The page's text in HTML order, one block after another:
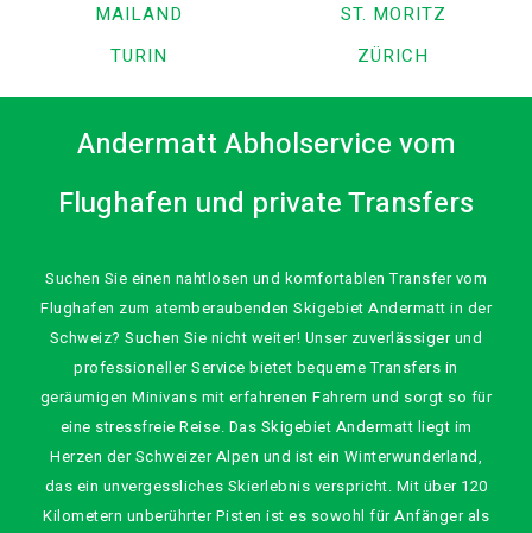
MAILAND
ST. MORITZ
TURIN
ZÜRICH
Andermatt Abholservice vom
Flughafen und private Transfers
Suchen Sie einen nahtlosen und komfortablen Transfer vom
Flughafen zum atemberaubenden Skigebiet Andermatt in der
Schweiz? Suchen Sie nicht weiter! Unser zuverlässiger und
professioneller Service bietet bequeme Transfers in
geräumigen Minivans mit erfahrenen Fahrern und sorgt so für
eine stressfreie Reise. Das Skigebiet Andermatt liegt im
Herzen der Schweizer Alpen und ist ein Winterwunderland,
das ein unvergessliches Skierlebnis verspricht. Mit über 120
Kilometern unberührter Pisten ist es sowohl für Anfänger als